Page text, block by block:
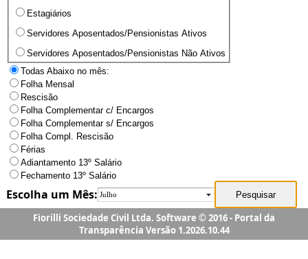
Fiorilli Sociedade Civil Ltda. Software © 2016 - Portal da
Transparência Versão 1.2026.10.44